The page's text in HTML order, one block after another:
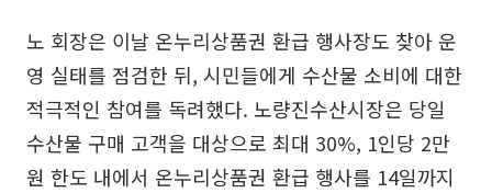
노 회장은 이날 온누리상품권 환급 행사장도 찾아 운
영 실태를 점검한 뒤, 시민들에게 수산물 소비에 대한
적극적인 참여를 독려했다. 노량진수산시장은 당일
수산물 구매 고객을 대상으로 최대 30%, 1인당 2만
원 한도 내에서 온누리상품권 환급 행사를 14일까지